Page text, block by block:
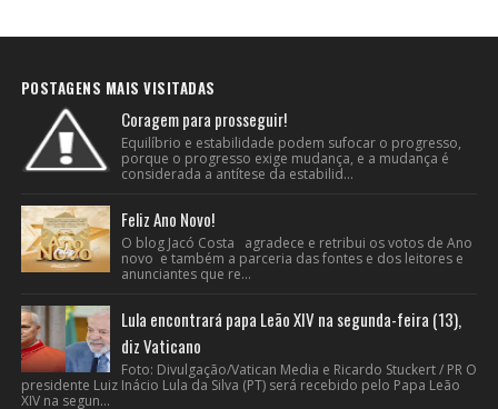
POSTAGENS MAIS VISITADAS
Coragem para prosseguir!
Equilíbrio e estabilidade podem sufocar o progresso,
porque o progresso exige mudança, e a mudança é
considerada a antítese da estabilid...
Feliz Ano Novo!
O blog Jacó Costa agradece e retribui os votos de Ano
novo e também a parceria das fontes e dos leitores e
anunciantes que re...
Lula encontrará papa Leão XIV na segunda-feira (13),
diz Vaticano
Foto: Divulgação/Vatican Media e Ricardo Stuckert / PR O
presidente Luiz Inácio Lula da Silva (PT) será recebido pelo Papa Leão
XIV na segun...